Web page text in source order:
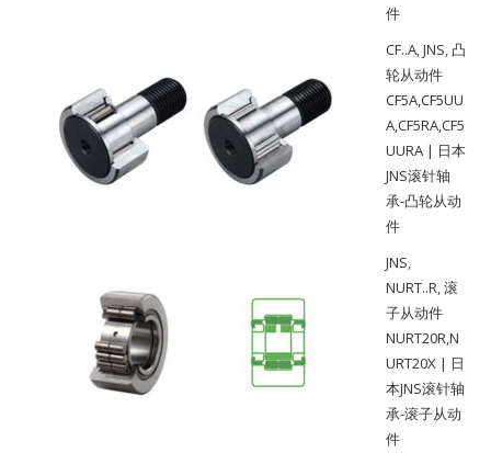
件
CF..A,JNS, 凸
轮从动件
CF5A,CF5UU
A,CF5RA,CF5
UURA | 日本
JNS滚针轴
承-凸轮从动
件
JNS,
NURT..R,滚
子从动件
NURT20R,N
URT20X | 日
本JNS滚针轴
承-滚子从动
件